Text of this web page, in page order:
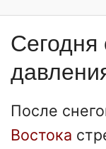
После
Востока